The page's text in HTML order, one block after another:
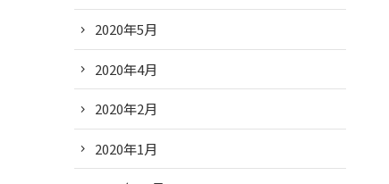
2020年5月
2020年4月
2020年2月
2020年1月